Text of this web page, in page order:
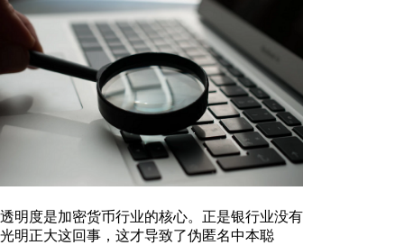
透明度是加密货币行业的核心。正是银行业没有
光明正大这回事，这才导致了伪匿名中本聪